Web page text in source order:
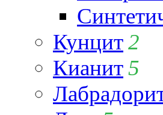
Кунцит2
Кианит5